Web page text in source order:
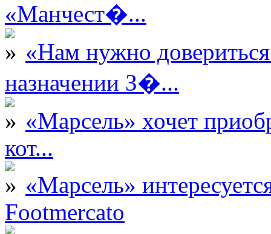
«Манчест�...
«Нам нужно
назначении З�...
«Марсель» хочет
кот...
«Марсель»
Footmercato